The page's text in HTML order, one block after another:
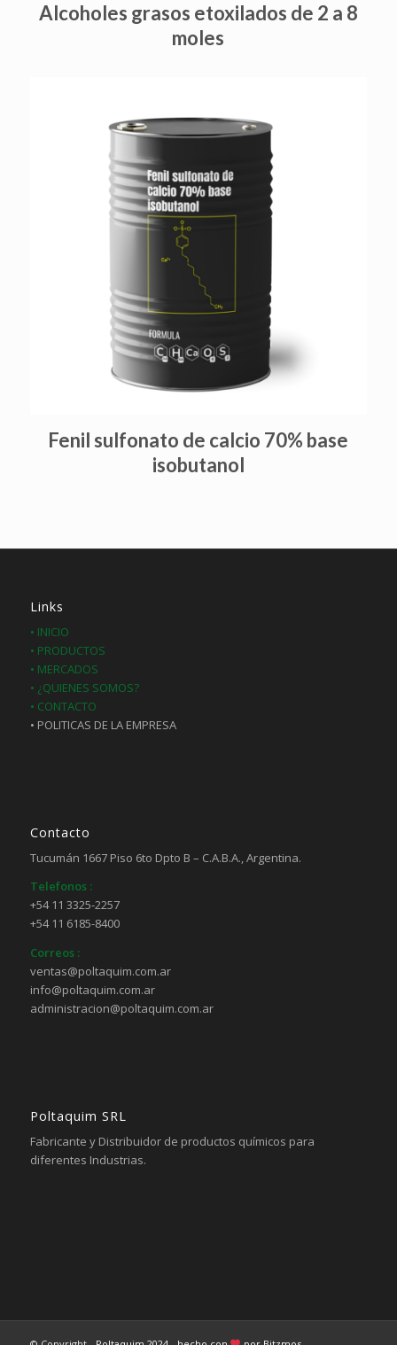
Alcoholes grasos etoxilados de 2 a 8
moles
Fenil sulfonato de calcio 70% base
isobutanol
Links
• INICIO
• PRODUCTOS
• MERCADOS
• ¿QUIENES SOMOS?
• CONTACTO
• POLITICAS DE LA EMPRESA
Contacto
Tucumán 1667 Piso 6to Dpto B – C.A.B.A., Argentina.
Telefonos :
+54 11 3325-2257
+54 11 6185-8400
Correos :
ventas@poltaquim.com.ar
info@poltaquim.com.ar
administracion@poltaquim.com.ar
Poltaquim SRL
Fabricante y Distribuidor de productos químicos para
diferentes Industrias.